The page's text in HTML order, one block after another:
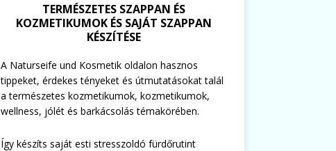
TERMÉSZETES SZAPPAN ÉS
KOZMETIKUMOK ÉS SAJÁT SZAPPAN
KÉSZÍTÉSE
A Naturseife und Kosmetik oldalon hasznos
tippeket, érdekes tényeket és útmutatásokat talál
a természetes kozmetikumok, kozmetikumok,
wellness, jólét és barkácsolás témakörében.
Így készíts saját esti stresszoldó fürdőrutint